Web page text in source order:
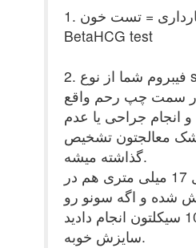
1. تست بتا = تست بارداری = تست خون =
BetaHCG test
2. فیبروم شما از نوع subserosal هست و در
سمت چپ رحم واقع
و انجام جراحی یا عدم
معالجتون تشخیص
گذاشته میشه.
یه دونه فولیکول 17 میلی متری هم در
شده و اگه سونو رو
حوالی روز 11 - 10 سیکلتون انجام دادید
سایزش خوبه.